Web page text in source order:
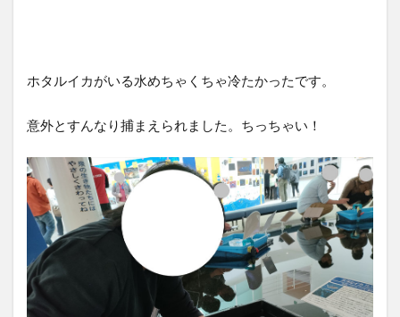
ホタルイカがいる水めちゃくちゃ冷たかったです。
意外とすんなり捕まえられました。ちっちゃい！